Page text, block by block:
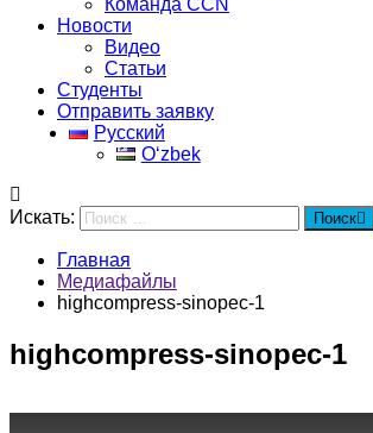
Команда ССN
Новости
Видео
Статьи
Студенты
Отправить заявку
Русский
Oʻzbek
Искать: Поиск
Главная
Медиафайлы
highcompress-sinopec-1
highcompress-sinopec-1